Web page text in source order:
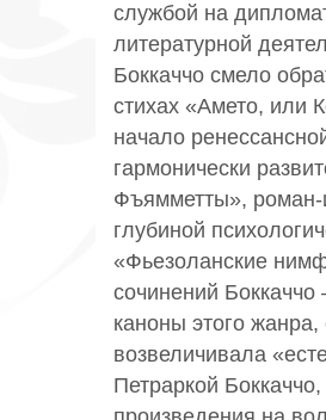
службой на
литературной
Боккаччо смело
стихах «Амето, или
начало
гармонически
Фъямметты», роман-
глубиной
«Фьезоланские
сочинений
каноны этого жанра,
возвеличивала
Петраркой